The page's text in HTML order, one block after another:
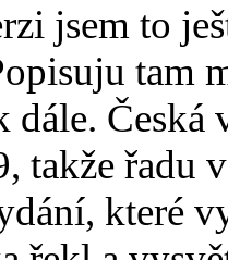
jsem to
tam
dále.
takže řadu
které